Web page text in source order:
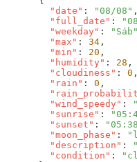
        "date"
: "08/08"
        "full_date"
:
        "weekday"
: "Sáb"
        "max"
: 34
        "min"
: 20
        "humidity"
: 28
        "cloudiness"
: 0
        "rain"
: 0
        "wind_speedy"
:
        "sunrise"
:
        "sunset"
:
        "moon_phase"
:
        "description"
:
        "condition"
: